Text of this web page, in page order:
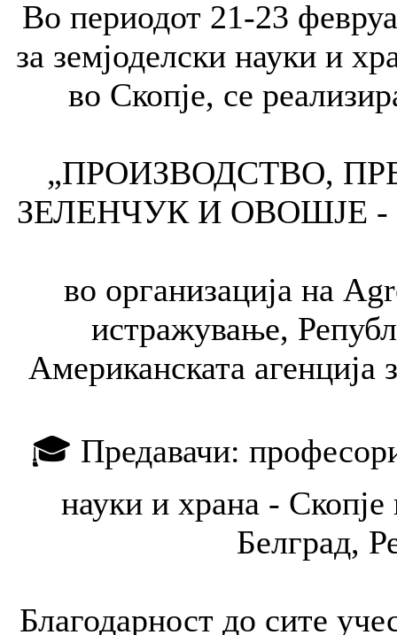
Во периодот 21-23
за земјоделски науки и
во Скопје, се
„ПРОИЗВОДСТВО,
ЗЕЛЕНЧУК И ОВОШЈЕ
во организација на
истражување,
Американската агенција
🎓 Предавачи:
науки и храна - Скопје
Белград,
Благодарност до сите